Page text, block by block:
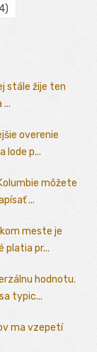
stále žije ten
overenie
lode p...
môžete
...
meste je
platia pr...
hodnotu.
typic...
ma vzepetí